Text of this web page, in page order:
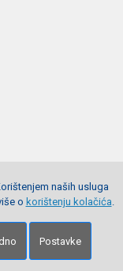
Izrada stranica
naših usluga
o korištenju kolačića.
Postavke